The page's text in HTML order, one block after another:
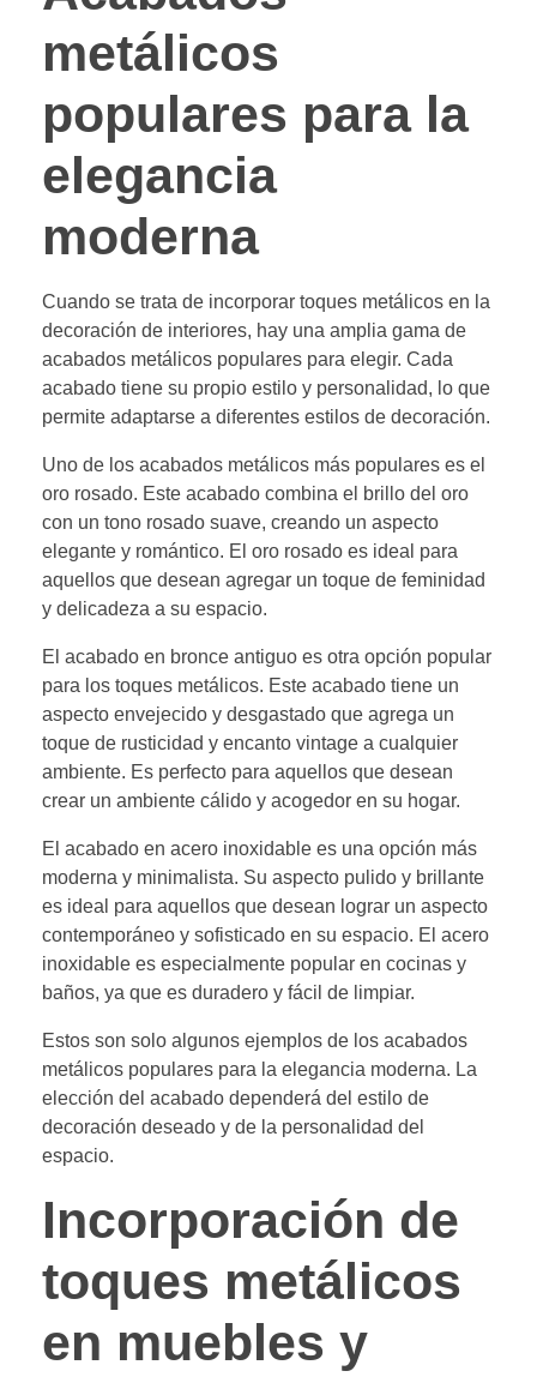
metálicos
populares para la
elegancia
moderna
Cuando se trata de incorporar toques metálicos en la
decoración de interiores, hay una amplia gama de
acabados metálicos populares para elegir. Cada
acabado tiene su propio estilo y personalidad, lo que
permite adaptarse a diferentes estilos de decoración.
Uno de los acabados metálicos más populares es el
oro rosado. Este acabado combina el brillo del oro
con un tono rosado suave, creando un aspecto
elegante y romántico. El oro rosado es ideal para
aquellos que desean agregar un toque de feminidad
y delicadeza a su espacio.
El acabado en bronce antiguo es otra opción popular
para los toques metálicos. Este acabado tiene un
aspecto envejecido y desgastado que agrega un
toque de rusticidad y encanto vintage a cualquier
ambiente. Es perfecto para aquellos que desean
crear un ambiente cálido y acogedor en su hogar.
El acabado en acero inoxidable es una opción más
moderna y minimalista. Su aspecto pulido y brillante
es ideal para aquellos que desean lograr un aspecto
contemporáneo y sofisticado en su espacio. El acero
inoxidable es especialmente popular en cocinas y
baños, ya que es duradero y fácil de limpiar.
Estos son solo algunos ejemplos de los acabados
metálicos populares para la elegancia moderna. La
elección del acabado dependerá del estilo de
decoración deseado y de la personalidad del
espacio.
Incorporación de
toques metálicos
en muebles y